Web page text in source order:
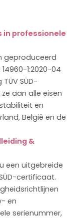
in professionele
geproduceerd
1:2020-04
SÜD-
aan alle eisen
en
België en de
&
een uitgebreide
certificaat.
en
serienummer,